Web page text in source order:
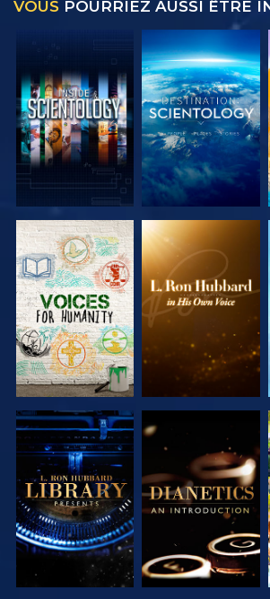
VOUS POURRIEZ AUSSI ÊTRE
DÉCOUVRIR
LES SÉRIES
DÉCOUVRIR
LES SÉRIES
DÉCOUVRIR
LES SÉRIES
DÉCOUVRIR
LES SÉRIES